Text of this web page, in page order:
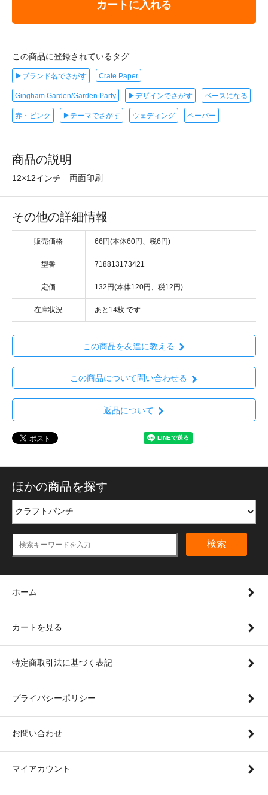
カートに入れる
この商品に登録されているタグ
▶ブランド名でさがす Crate Paper
Gingham Garden/Garden Party ▶デザインでさがす ベースになる
赤・ピンク ▶テーマでさがす ウェディング ペーパー
商品の説明
12×12インチ 両面印刷
その他の詳細情報
販売価格 66円(本体60円、税6円)
型番 718813173421
定価 132円(本体120円、税12円)
在庫状況 あと14枚 です
この商品を友達に教える
この商品について問い合わせる
返品について
ほかの商品を探す
検索
ホーム
カートを見る
特定商取引法に基づく表記
プライバシーポリシー
お問い合わせ
マイアカウント